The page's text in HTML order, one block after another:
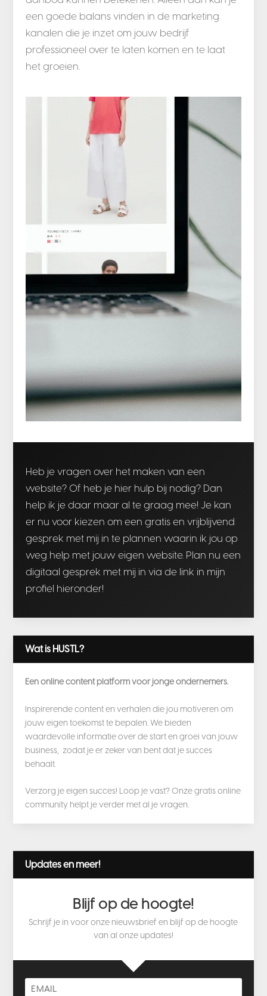
een goede balans vinden in de marketing
kanalen die je inzet om jouw bedrijf
professioneel over te laten komen en te laat
het groeien.
Heb je vragen over het maken van een
website? Of heb je hier hulp bij nodig? Dan
help ik je daar maar al te graag mee! Je kan
er nu voor kiezen om een gratis en vrijblijvend
gesprek met mij in te plannen waarin ik jou op
weg help met jouw eigen website. Plan nu een
digitaal gesprek met mij in via de link in mijn
profiel hieronder!
Wat is HUSTL?
Een online content platform voor jonge ondernemers.
Inspirerende content en verhalen die jou motiveren om
jouw eigen toekomst te bepalen. We bieden
waardevolle informatie over de start en groei van jouw
business, zodat je er zeker van bent dat je succes
behaalt.
Verzorg je eigen succes! Loop je vast? Onze gratis online
community helpt je verder met al je vragen.
Updates en meer!
Blijf op de hoogte!
Schrijf je in voor onze nieuwsbrief en blijf op de hoogte
van al onze updates!